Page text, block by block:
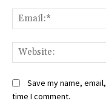
Save my name,
time I comment.